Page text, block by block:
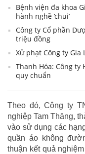
Bệnh viện đa khoa
hành nghề ‘chui’
Công ty Cổ phần
triệu đồng
Xử phạt Công ty
Thanh Hóa: Công
quy chuẩn
Theo đó, Công ty
nghiệp Tam Thăng,
vào sử dụng các
quần áo không
thuận kết quả